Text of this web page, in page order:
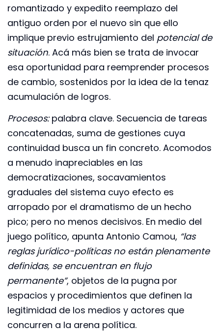
romantizado y expedito reemplazo del
antiguo orden por el nuevo sin que ello
implique previo estrujamiento del potencial de
situación. Acá más bien se trata de invocar
esa oportunidad para reemprender procesos
de cambio, sostenidos por la idea de la tenaz
acumulación de logros.
Procesos:palabra clave. Secuencia de tareas
concatenadas, suma de gestiones cuya
continuidad busca un fin concreto. Acomodos
a menudo inapreciables en las
democratizaciones, socavamientos
graduales del sistema cuyo efecto es
arropado por el dramatismo de un hecho
pico; pero no menos decisivos. En medio del
juego político, apunta Antonio Camou, “las
reglas jurídico-políticas no están plenamente
definidas, se encuentran en flujo
permanente”, objetos de la pugna por
espacios y procedimientos que definen la
legitimidad de los medios y actores que
concurren a la arena política.